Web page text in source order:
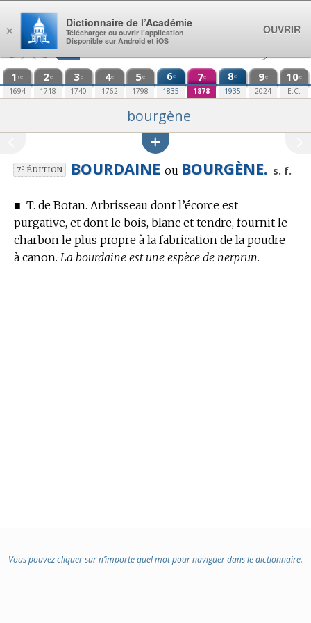
Aller au contenu
1 re
1694
2e
1718
3e
1740
4e
1762
5e
1798
6e
1835
7e
1878
8e
1935
9e
2024
10e
E.C.
bourgène
7eÉDITION BOURDAINE ou BOURGÈNE. s. f.
■ T. de Botan. Arbrisseau dont l’écorce est
purgative, et dont le bois, blanc et tendre, fournit le
charbon le plus propre à la fabrication de la poudre
à canon. La bourdaine est une espèce de nerprun.
Vous pouvez cliquer sur n’importe quel mot pour naviguer dans le dictionnaire.
×
Dictionnaire de l’Académie
Télécharger ou ouvrir l’application
Disponible sur Android et iOS
OUVRIR